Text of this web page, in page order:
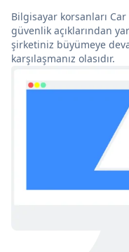
Bilgisayar korsanları
güvenlik açıklarından
şirketiniz büyümeye
karşılaşmanız olasıdır.